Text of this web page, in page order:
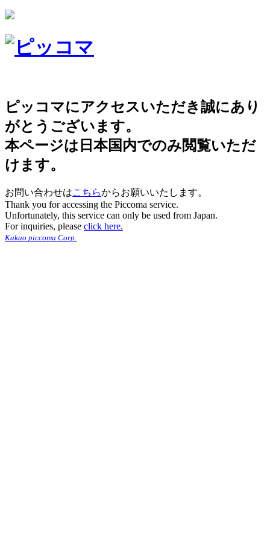
ピッコマにアクセスいただき誠にあり
がとうございます。
本ページは日本国内でのみ閲覧いただ
けます。
お問い合わせはこちらからお願いいたします。
Thank you for accessing the Piccoma service.
Unfortunately, this service can only be used from Japan.
For inquiries, please click here.
Kakao piccoma Corp.